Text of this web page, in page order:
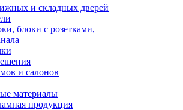
и складных дверей
блоки с розетками,
и салонов
материалы
продукция